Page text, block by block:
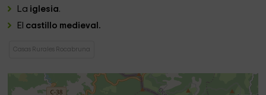
La iglesia.
El castillo medieval.
Casas Rurales Rocabruna